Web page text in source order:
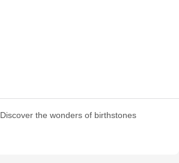
Discover the wonders of birthstones